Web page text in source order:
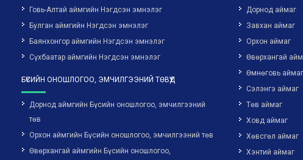
Говь-Алтай аймгийн Нэгдсэн эмнэлэг
Булган аймгийн Нэгдсэн эмнэлэг
Баянхонгор аймгийн Нэгдсэн эмнэлэг
Сүхбаатар аймгийн Нэгдсэн эмнэлэг
БҮСИЙН ОНОШЛОГОО, ЭМЧИЛГЭЭНИЙ ТӨВҮҮД
Дорнод аймгийн Бүсийн оношлогоо, эмчилгээний
төв
Орхон аймгийн Бүсийн оношлогоо, эмчилгээний төв
Өвөрхангай аймгийн Бүсийн оношлогоо,
Дорнод аймаг
Завхан аймаг
Орхон аймаг
Өвөрхангай
Өмнөговь аймаг
Сэлэнгэ аймаг
Төв аймаг
Ховд аймаг
Хөвсгөл аймаг
Хэнтий аймаг